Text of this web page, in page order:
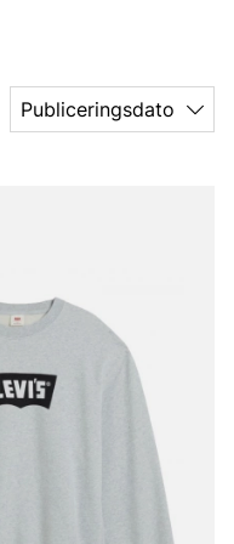
Publiceringsdato